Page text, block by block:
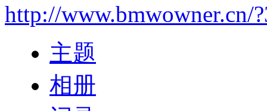
你陪
http://www.bmwowner.cn/
主题
相册